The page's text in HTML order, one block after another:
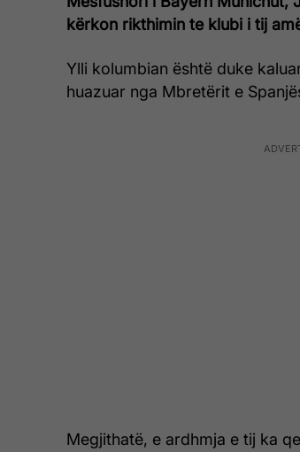
kërkon rikthimin te klubi i tij
Ylli kolumbian është duke
huazuar nga Mbretërit e
Megjithatë, e ardhmja e tij ka